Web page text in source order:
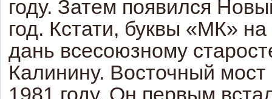
году. Затем появился
год. Кстати, буквы «МК» на
дань всесоюзному
Калинину. Восточный
1981 году. Он первым